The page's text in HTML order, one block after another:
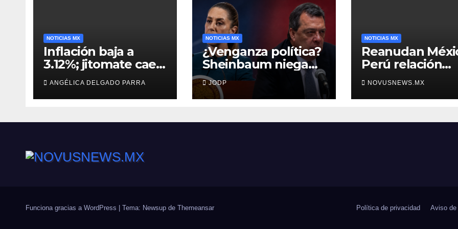
NOTICIAS MX
Inflación baja a
3.12%; jitomate cae
29%, pero cebolla y
vuelos se encarecen
ANGÉLICA DELGADO PARRA
NOTICIAS MX
¿Venganza política?
Sheinbaum niega
mano negra en
captura de Ángel
Aguirre
JODP
NOTICIAS MX
Reanudan
Perú relación
diplomática
NOVUSNEWS.MX
Funciona gracias a WordPress Tema: Newsup de Themeansar Política de privacidad Aviso de